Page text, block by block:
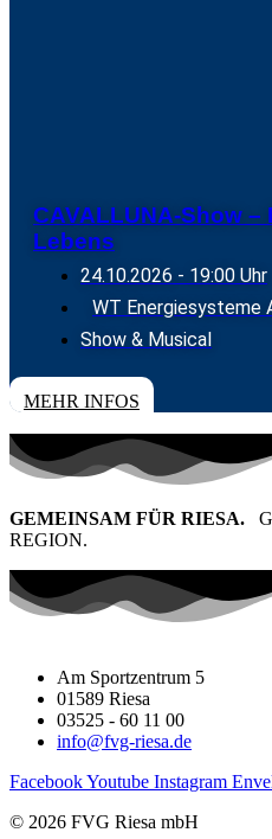
CAVALLUNA-Show –
Lebens
24.10.2026 - 19:00 Uhr
WT Energiesysteme
Show & Musical
TICKETS
MEHR INFOS
GEMEINSAM FÜR RIESA.
REGION.
Am Sportzentrum 5
01589 Riesa
03525 - 60 11 00
info@fvg-riesa.de
FacebookYoutube Instagram
© 2026 FVG Riesa mbH